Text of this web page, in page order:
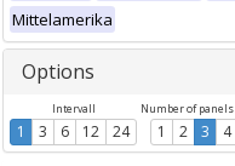
Mittelamerika
Options
Intervall
1 3 6 12 24
Number of
1 2 3 4